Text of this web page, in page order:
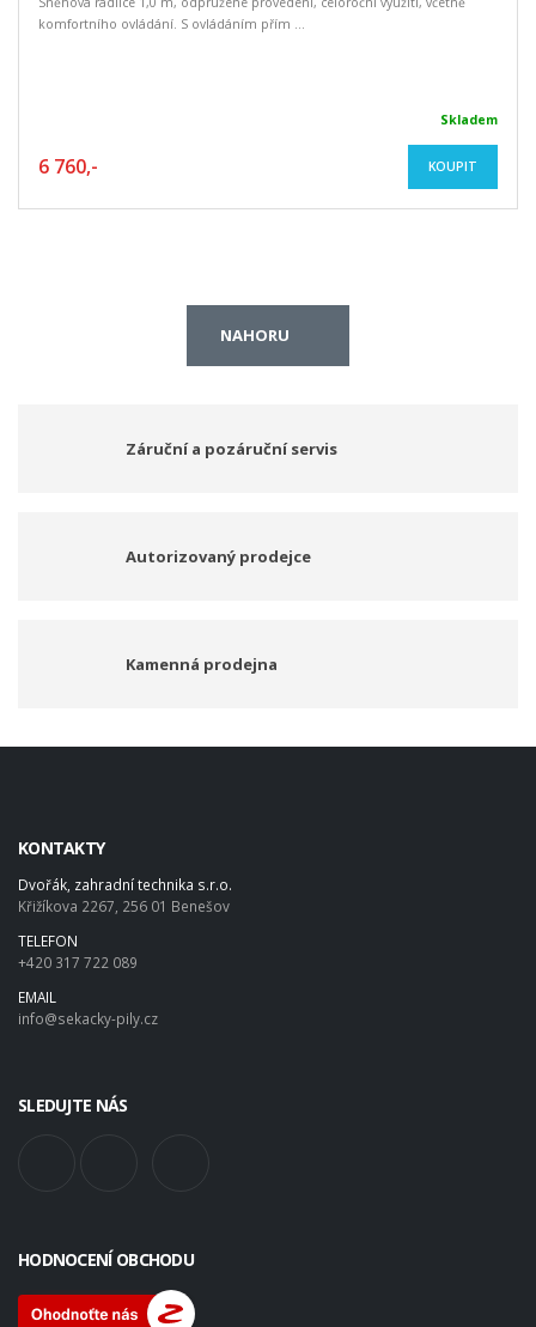
komfortního ovládání. S ovládáním přím ...
Skladem
6 760,- KOUPIT
NAHORU
Záruční a pozáruční servis
Autorizovaný prodejce
Kamenná prodejna
KONTAKTY
Dvořák, zahradní technika s.r.o.
Křižíkova 2267, 256 01 Benešov
TELEFON
+420 317 722 089
EMAIL
info@sekacky-pily.cz
SLEDUJTE NÁS
HODNOCENÍ OBCHODU